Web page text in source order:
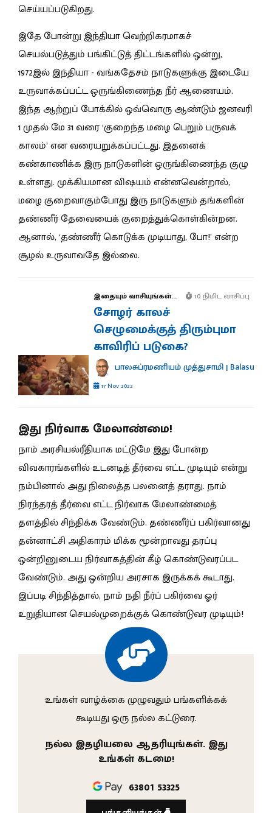
செய்யப்படுகிறது.
இதே போன்று இந்தியா வெற்றிகரமாகச்
செயல்படுத்தும் பங்கிட்டுத் திட்டங்களில் ஒன்று,
1972இல் இந்தியா - வங்கதேசம் நாடுகளுக்கு இடையே
உருவாக்கப்பட்ட ஒருங்கிணைந்த நீர் ஆணையம்.
இந்த ஆற்றுப் போக்கில்ஒவ்வொரு ஆண்டும் ஜனவரி
1 முதல் மே 31 வரை ‘குறைந்த மழை பெறும் பருவக்
காலம்’ என வரையறுக்கப்பட்டது. இதனைக்
கண்காணிக்க இரு நாடுகளின் ஒருங்கிணைந்த குழு
உள்ளது. முக்கியமான விஷயம் என்னவென்றால்,
மழை குறைவாகும்போது இரு நாடுகளும் தங்களின்
தண்ணீர் தேவையைக் குறைத்துக்கொள்கின்றன.
ஆனால், ‘தண்ணீர் கொடுக்க முடியாது, போ!’ என்ற
சூழல் உருவாவதே இல்லை.
இதையும் வாசியுங்கள்... 10 நிமிட வாசிப்பு
சோழர் காலச்
செழுமைக்குத் திரும்புமா
காவிரிப் படுகை?
பாலசுப்ரமணியம் முத்துசாமி |
17 Nov 2022
இது நிர்வாக மேலாண்மை!
நாம் அரசியல்ரீதியாக மட்டுமே இது போன்ற
விவகாரங்களில் உடனடித் தீர்வை எட்ட முடியும் என்று
நம்பினால் அது நிலைத்த பலனைத் தராது. நாம்
நிரந்தரத் தீர்வை எட்ட நிர்வாக மேலாண்மைத்
தளத்தில் சிந்திக்க வேண்டும். தண்ணீர்ப் பகிர்வானது
தன்னாட்சி அதிகாரம் மிக்க மூன்றாவது தரப்பு
ஒன்றினுடைய நிர்வாகத்தின் கீழ் கொண்டுவரப்பட
வேண்டும். அது ஒன்றிய அரசாக இருக்கக் கூடாது.
இப்படி சிந்தித்தால், நாம் நதி நீர்ப் பகிர்வை ஓர்
உறுதியான செயல்முறைக்குக் கொண்டுவர முடியும்!
உங்கள் வாழ்க்கை முழுவதும் பங்களிக்கக்
கூடியது ஒரு நல்ல கட்டுரை.
நல்ல இதழியலை ஆதரியுங்கள். இது
உங்கள் கடமை!
63801 53325